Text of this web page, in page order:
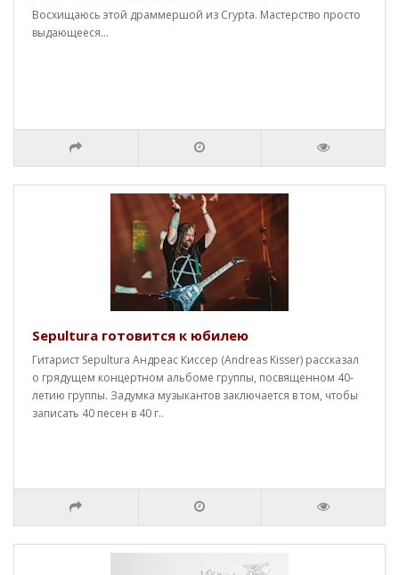
Восхищаюсь этой драммершой из Crypta. Мастерство просто
выдающееся...
Sepultura готовится к юбилею
Гитарист Sepultura Андреас Киссер (Andreas Kisser) рассказал
о грядущем концертном альбоме группы, посвященном 40-
летию группы. Задумка музыкантов заключается в том, чтобы
записать 40 песен в 40 г..